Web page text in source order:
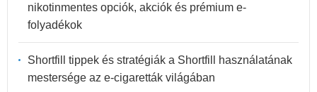
nikotinmentes opciók, akciók és prémium e-
folyadékok
Shortfill tippek és stratégiák a Shortfill használatának
mestersége az e-cigaretták világában